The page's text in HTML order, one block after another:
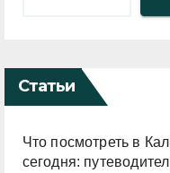
Статьи
Что посмотреть в
сегодня: